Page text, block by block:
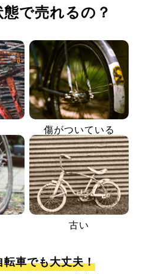
で売れるの？
傷がついている
古い
転車でも大丈夫！